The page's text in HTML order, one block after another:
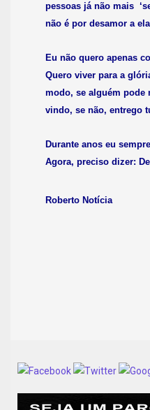
pessoas já não mais
não é por desamor a
Eu não quero apenas
Quero viver para a
modo, se alguém pode
vindo, se não, entrego
Durante anos eu
Agora, preciso dizer:
Roberto Notícia